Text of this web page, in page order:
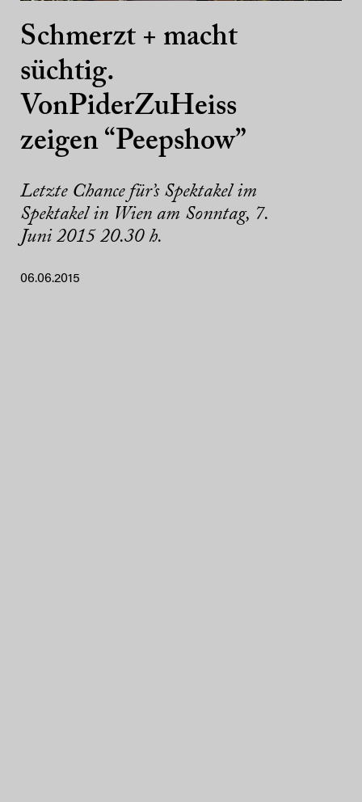
Schmerzt + macht
süchtig.
VonPiderZuHeiss
zeigen “Peepshow”
Letzte Chance für’s Spektakel im
Spektakel in Wien am Sonntag, 7.
Juni 2015 20.30 h.
06.06.2015